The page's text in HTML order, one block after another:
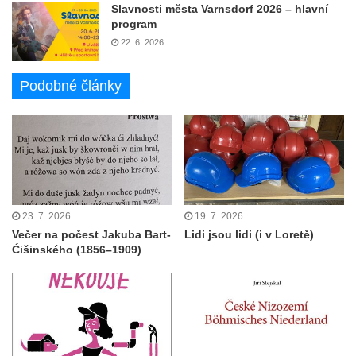
Slavnosti města Varnsdorf 2026 – hlavní
program
22. 6. 2026
Podobné články
23. 7. 2026
Večer na počest Jakuba Bart-
Ćišinského (1856–1909)
19. 7. 2026
Lidi jsou lidi (i v Loretě)